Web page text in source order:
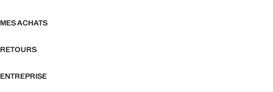
MES ACHATS
RETOURS
ENTREPRISE